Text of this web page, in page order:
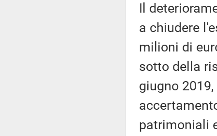
Il
a chiudere
milioni di
sotto della
giugno
patrimoniali